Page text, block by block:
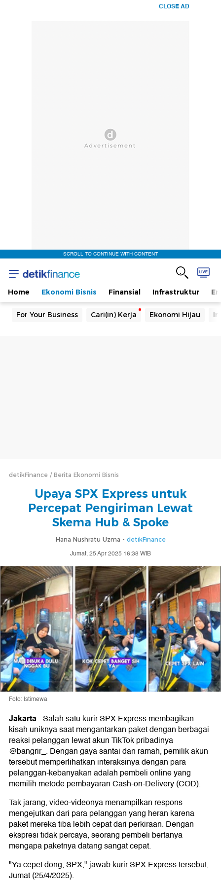
CLOSE AD
SCROLL TO CONTINUE WITH CONTENT
Home Ekonomi Bisnis Finansial Infrastruktur
For Your Business Cari(in) Kerja Ekonomi Hijau
detikFinance Berita Ekonomi Bisnis
Upaya SPX Express untuk
Percepat Pengiriman Lewat
Skema Hub & Spoke
Hana Nushratu Uzma - detikFinance
Jumat, 25 Apr 2025 16:38 WIB
Foto: Istimewa
Jakarta-Salah satu kurir SPX Express membagikan
kisah uniknya saat mengantarkan paket dengan berbagai
reaksi pelanggan lewat akun TikTok pribadinya
@bangrir_. Dengan gaya santai dan ramah, pemilik akun
tersebut memperlihatkan interaksinya dengan para
pelanggan-kebanyakan adalah pembeli online yang
memilih metode pembayaran Cash-on-Delivery (COD).
Tak jarang, video-videonya menampilkan respons
mengejutkan dari para pelanggan yang heran karena
paket mereka tiba lebih cepat dari perkiraan. Dengan
ekspresi tidak percaya, seorang pembeli bertanya
mengapa paketnya datang sangat cepat.
"Ya cepet dong, SPX," jawab kurir SPX Express tersebut,
Jumat (25/4/2025).